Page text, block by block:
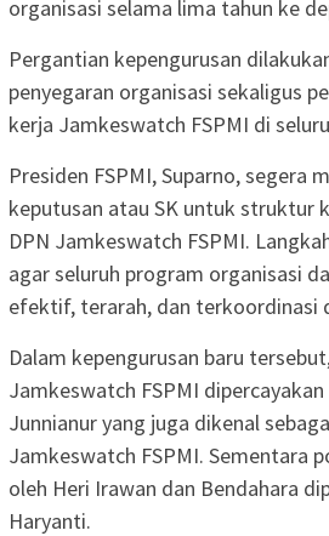
organisasi selama lima tahun ke
Pergantian kepengurusan
penyegaran organisasi sekaligus
kerja Jamkeswatch FSPMI di
Presiden FSPMI, Suparno, segera
keputusan atau SK untuk struktur
DPN Jamkeswatch FSPMI.
agar seluruh program organisasi
efektif, terarah, dan terkoordinasi
Dalam kepengurusan baru
Jamkeswatch FSPMI
Junnianur yang juga dikenal
Jamkeswatch FSPMI. Sementara
oleh Heri Irawan dan Bendahara
Haryanti.